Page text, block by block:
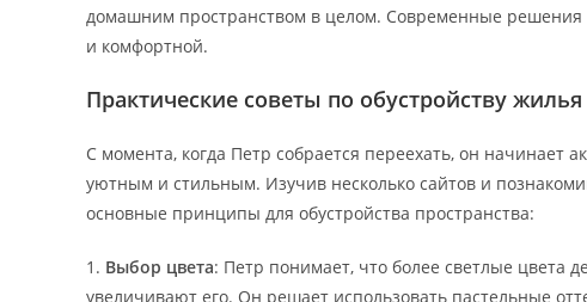
домашним пространством в целом. Современные решения
и комфортной.
Практические советы по обустройству жилья
С момента, когда Петр собрается переехать, он начинает
уютным и стильным. Изучив несколько сайтов и
основные принципы для обустройства пространства:
1. Выбор цвета: Петр понимает, что более светлые цвета
увеличивают его. Он решает использовать пастельные